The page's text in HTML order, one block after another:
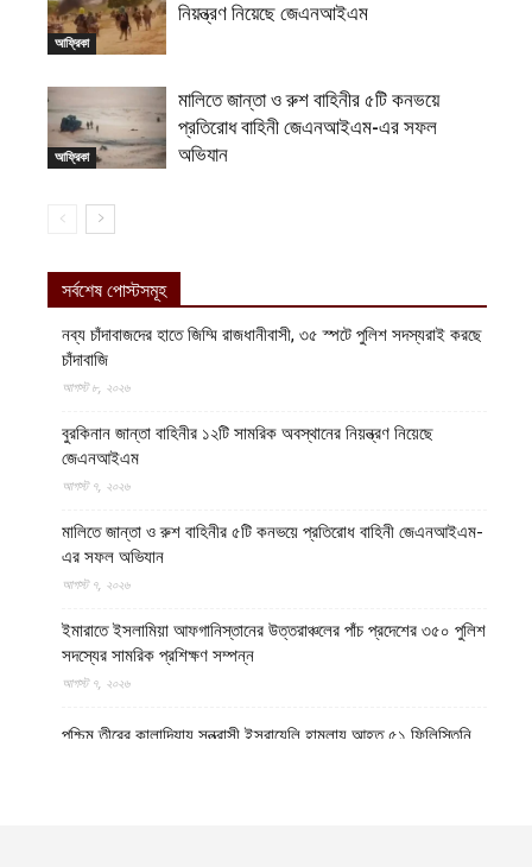
আফ্রিকা
নিয়ন্ত্রণ নিয়েছে জেএনআইএম
আফ্রিকা
মালিতে জান্তা ও রুশ বাহিনীর ৫টি কনভয়ে
প্রতিরোধ বাহিনী জেএনআইএম-এর সফল
অভিযান
সর্বশেষ পোস্টসমূহ
নব্য চাঁদাবাজদের হাতে জিম্মি রাজধানীবাসী, ৩৫ স্পটে পুলিশ সদস্যরাই করছে
চাঁদাবাজি
আগস্ট ৮, ২০২৬
বুরকিনান জান্তা বাহিনীর ১২টি সামরিক অবস্থানের নিয়ন্ত্রণ নিয়েছে
জেএনআইএম
আগস্ট ৭, ২০২৬
মালিতে জান্তা ও রুশ বাহিনীর ৫টি কনভয়ে প্রতিরোধ বাহিনী জেএনআইএম-
এর সফল অভিযান
আগস্ট ৭, ২০২৬
ইমারাতে ইসলামিয়া আফগানিস্তানের উত্তরাঞ্চলের পাঁচ প্রদেশের ৩৫০ পুলিশ
সদস্যের সামরিক প্রশিক্ষণ সম্পন্ন
আগস্ট ৭, ২০২৬
পশ্চিম তীরের কালান্দিয়ায় সন্ত্রাসী ইসরায়েলি হামলায় আহত ৫১ ফিলিস্তিনি